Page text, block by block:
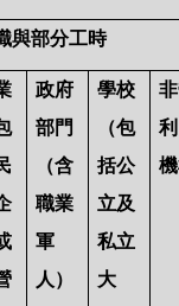
與部分工時
政府
部門
（含
職業
軍
人）
學校
（包
括公
立及
私立
大
利